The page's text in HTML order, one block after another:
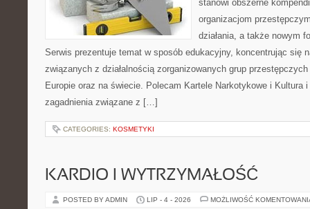
stanowi obszerne
organizacjom
działania, a także nowym
Serwis prezentuje temat w sposób edukacyjny, koncentrując się
związanych z działalnością zorganizowanych grup
Europie oraz na świecie. Polecam Kartele Narkotykowe i Kultura
zagadnienia związane z […]
CATEGORIES: KOSMETYKI
KARDIO I WYTRZYMAŁOŚĆ
POSTED BY ADMIN LIP - 4 - 2026 MOŻLIWOŚĆ